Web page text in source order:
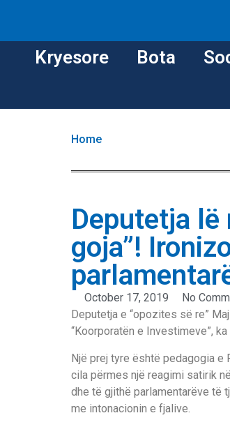
Kryesore Bota
Home
Deputetja lë
goja”!
October 17, 2019 No
Deputetja e “opozites së re”
“Koorporatën e Investimeve”,
Një prej tyre është pedagogia
cila përmes një reagimi satirik
dhe të gjithë parlamentarëve të
me intonacionin e fjalive.